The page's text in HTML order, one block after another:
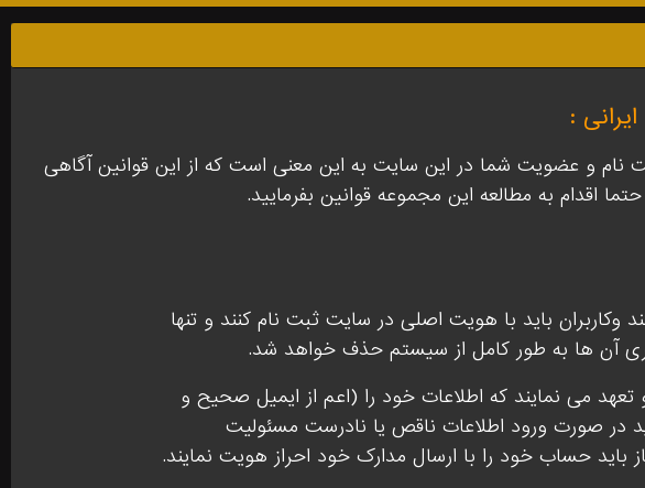
:
و عضویت شما در این سایت به این معنی است که از این قوانین آگاهی
اقدام به مطالعه این مجموعه قوانین بفرمایید.
وکاربران باید با هویت اصلی در سایت ثبت نام کنند و تنها
آن ها به طور کامل از سیستم حذف خواهد شد.
می نمایند که اطلاعات خود را (اعم از ایمیل صحیح و
در صورت ورود اطلاعات ناقص یا نادرست مسئولیت
حساب خود را با ارسال مدارک خود احراز هویت نمایند.